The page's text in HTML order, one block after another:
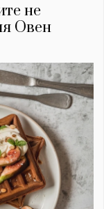
не
Овен